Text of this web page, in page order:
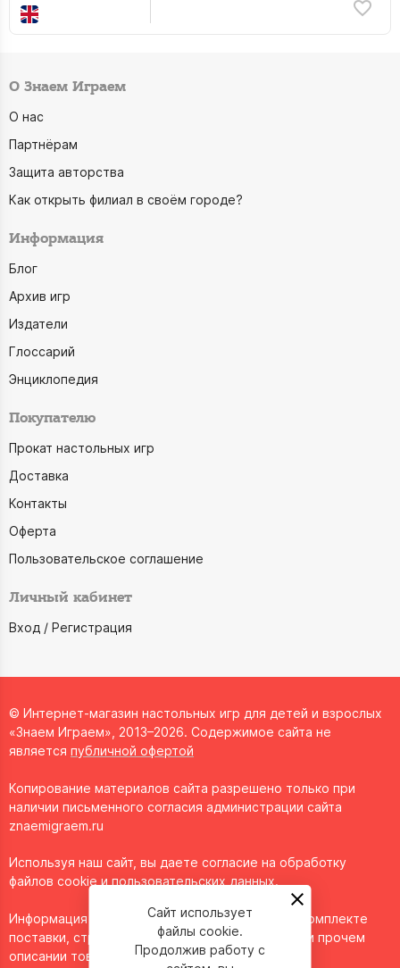
О Знаем Играем
О нас
Партнёрам
Защита авторства
Как открыть филиал в своём городе?
Информация
Блог
Архив игр
Издатели
Глоссарий
Энциклопедия
Покупателю
Прокат настольных игр
Доставка
Контакты
Оферта
Пользовательское соглашение
Личный кабинет
Вход / Регистрация
© Интернет-магазин настольных игр для детей и взрослых
«Знаем Играем», 2013–2026. Содержимое сайта не
является публичной офертой
Копирование материалов сайта разрешено только при
наличии письменного согласия администрации сайта
znaemigraem.ru
Используя наш сайт, вы даете согласие на обработку
файлов cookie и пользовательских данных.
Информация о технических характеристиках, комплекте
поставки, стране изготовления, внешнем виде и прочем
описании товара носит справочный характер и
Сайт использует
файлы cookie.
Продолжив работу с